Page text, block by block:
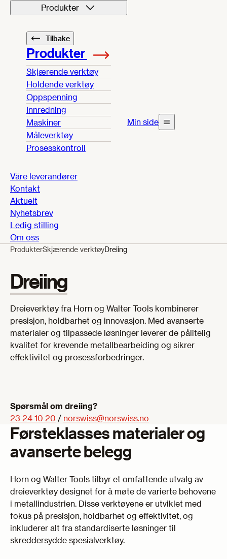
Produkter
Tilbake
Produkter
Skjærende verktøy
Holdende verktøy
Oppspenning
Innredning
Maskiner
Måleverktøy
Prosesskontroll
Våre leverandører
Kontakt
Aktuelt
Nyhetsbrev
Ledig stilling
Om oss
Min side
ProdukterSkjærende verktøyDreiing
Dreiing
Dreieverktøy fra Horn og Walter Tools kombinerer
presisjon, holdbarhet og innovasjon. Med avanserte
materialer og tilpassede løsninger leverer de pålitelig
kvalitet for krevende metallbearbeiding og sikrer
effektivitet og prosessforbedringer.
Spørsmål om dreiing?
23 24 10 20 / norswiss@norswiss.no
Førsteklasses materialer og
avanserte belegg
Horn og Walter Tools tilbyr et omfattende utvalg av
dreieverktøy designet for å møte de varierte behovene
i metallindustrien. Disse verktøyene er utviklet med
fokus på presisjon, holdbarhet og effektivitet, og
inkluderer alt fra standardiserte løsninger til
skreddersydde spesialverktøy.